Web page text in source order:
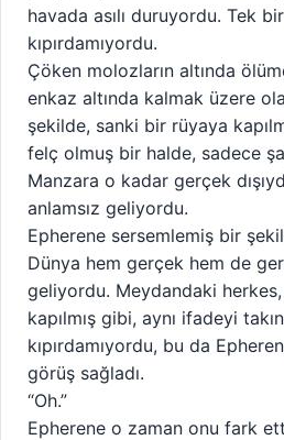
havada asılı duruyordu. Tek
kıpırdamıyordu.
Çöken molozların altında
enkaz altında kalmak üzere
şekilde, sanki bir rüyaya
felç olmuş bir halde, sadece
Manzara o kadar gerçek
anlamsız geliyordu.
Epherene sersemlemiş bir
Dünya hem gerçek hem de
geliyordu. Meydandaki
kapılmış gibi, aynı ifadeyi
kıpırdamıyordu, bu da
görüş sağladı.
“Oh.”
Epherene o zaman onu fark